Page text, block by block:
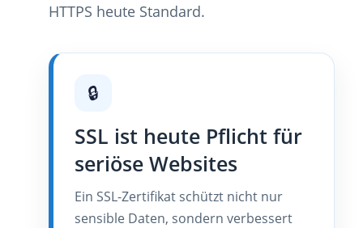
HTTPS heute Standard.
🔒
SSL ist heute Pflicht für
seriöse Websites
Ein SSL-Zertifikat schützt nicht nur
sensible Daten, sondern verbessert